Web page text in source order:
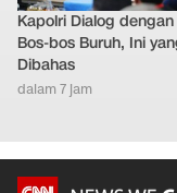
Kapolri Dialog dengan
Bos-bos Buruh, Ini
Dibahas
dalam 7 jam